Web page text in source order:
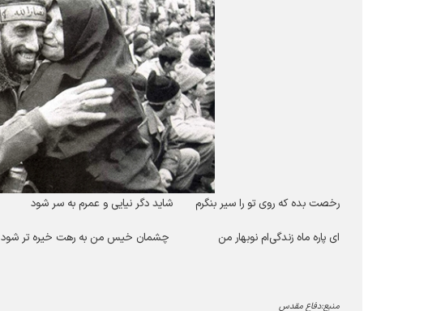
رخصت بده که روی تو را سیر بنگرم شاید دگر نیایی و عمرم به سر شود
ای پاره ماه زندگی‌‌ام نوبهار من چشمان خیس من به رهت خیره تر شود
منبع:دفاع مقدس